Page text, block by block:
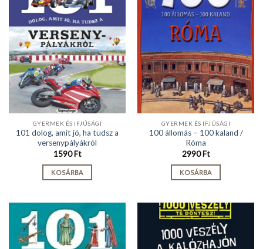
GYERMEK ÉS IFJÚSÁGI
101 dolog, amit jó, ha tudsz a
versenypályákról
1590Ft
KOSÁRBA
GYERMEK ÉS IFJÚSÁGI
100 állomás – 100 kaland /
Róma
2990Ft
KOSÁRBA